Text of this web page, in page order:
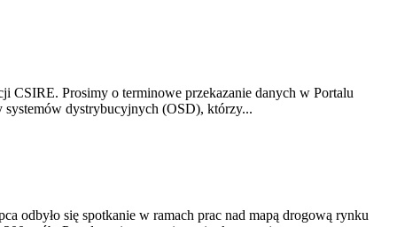
CSIRE. Prosimy o terminowe przekazanie danych w Portalu
systemów dystrybucyjnych (OSD), którzy...
odbyło się spotkanie w ramach prac nad mapą drogową rynku